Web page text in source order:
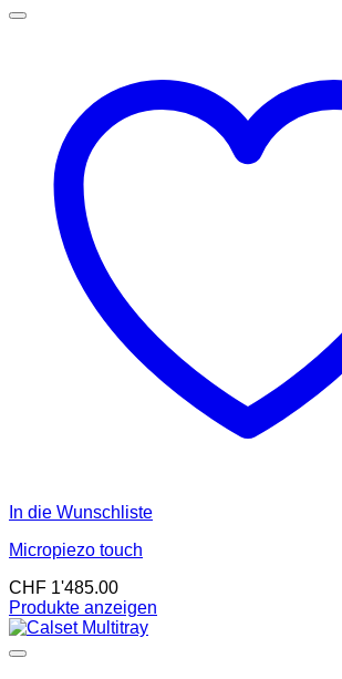
In die Wunschliste
Micropiezo touch
CHF 1'485.00
Produkte anzeigen